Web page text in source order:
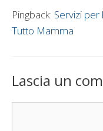
Pingback: Servizi per
Tutto Mamma
Lascia un